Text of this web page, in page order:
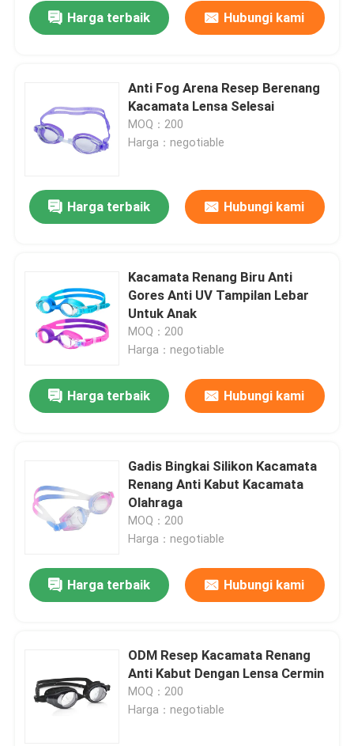
Tentang kami
Tur Pabrik
Harga terbaik Hubungi kami
Anti Fog Arena Resep Berenang
Kacamata Lensa Selesai
MOQ：200
Harga：negotiable
Harga terbaik Hubungi kami
Kacamata Renang Biru Anti
Gores Anti UV Tampilan Lebar
Untuk Anak
MOQ：200
Harga：negotiable
Harga terbaik Hubungi kami
Gadis Bingkai Silikon Kacamata
Renang Anti Kabut Kacamata
Olahraga
MOQ：200
Harga：negotiable
Harga terbaik Hubungi kami
ODM Resep Kacamata Renang
Anti Kabut Dengan Lensa Cermin
MOQ：200
Harga：negotiable